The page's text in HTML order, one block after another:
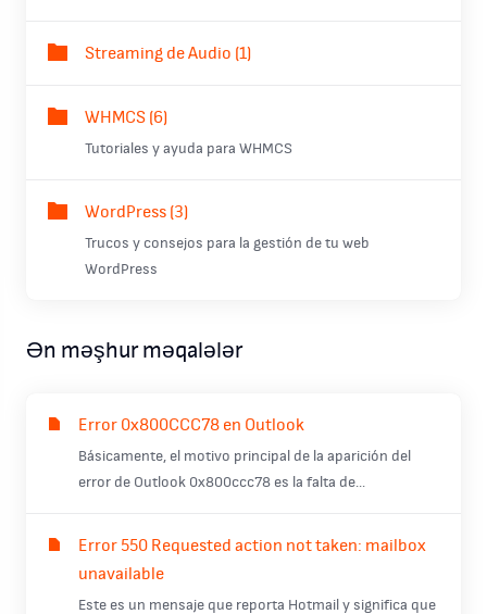
Streaming de Audio (1)
WHMCS (6)
Tutoriales y ayuda para WHMCS
WordPress (3)
Trucos y consejos para la gestión de tu web
WordPress
Ən məşhur məqalələr
Error 0x800CCC78 en Outlook
Básicamente, el motivo principal de la aparición del
error de Outlook 0x800ccc78 es la falta de...
Error 550 Requested action not taken: mailbox
unavailable
Este es un mensaje que reporta Hotmail y significa que